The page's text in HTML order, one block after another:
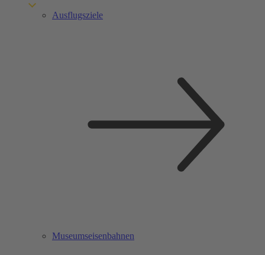
Ausflugsziele
Museumseisenbahnen